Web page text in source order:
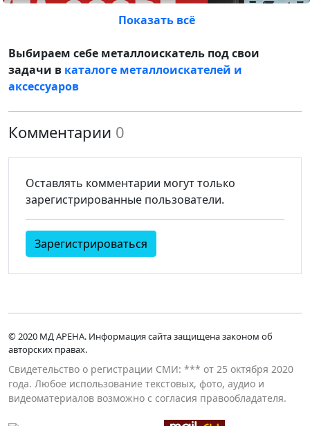
Показать всё
Выбираем себе металлоискатель под свои
задачи в каталоге металлоискателей и
аксессуаров
Комментарии 0
Оставлять комментарии могут только
зарегистрированные пользователи.
Зарегистрироваться
© 2020 МД АРЕНА. Информация сайта защищена законом об
авторских правах.
Свидетельство о регистрации СМИ: *** от 25 октября 2020
года. Любое использование текстовых, фото, аудио и
видеоматериалов возможно с согласия правообладателя.